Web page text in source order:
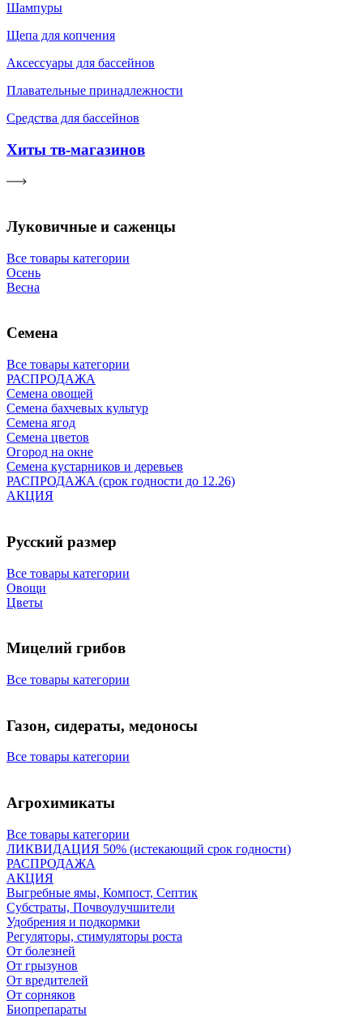
Шампуры
Щепа для копчения
Аксессуары для бассейнов
Плавательные принадлежности
Средства для бассейнов
Хиты тв-магазинов
Луковичные и саженцы
Все товары категории
Осень
Весна
Семена
Все товары категории
РАСПРОДАЖА
Семена овощей
Семена бахчевых культур
Семена ягод
Семена цветов
Огород на окне
Семена кустарников и деревьев
РАСПРОДАЖА (срок годности до 12.26)
АКЦИЯ
Русский размер
Все товары категории
Овощи
Цветы
Мицелий грибов
Все товары категории
Газон, сидераты, медоносы
Все товары категории
Агрохимикаты
Все товары категории
ЛИКВИДАЦИЯ 50% (истекающий срок годности)
РАСПРОДАЖА
АКЦИЯ
Выгребные ямы, Компост, Септик
Субстраты, Почвоулучшители
Удобрения и подкормки
Регуляторы, стимуляторы роста
От болезней
От грызунов
От вредителей
От сорняков
Биопрепараты